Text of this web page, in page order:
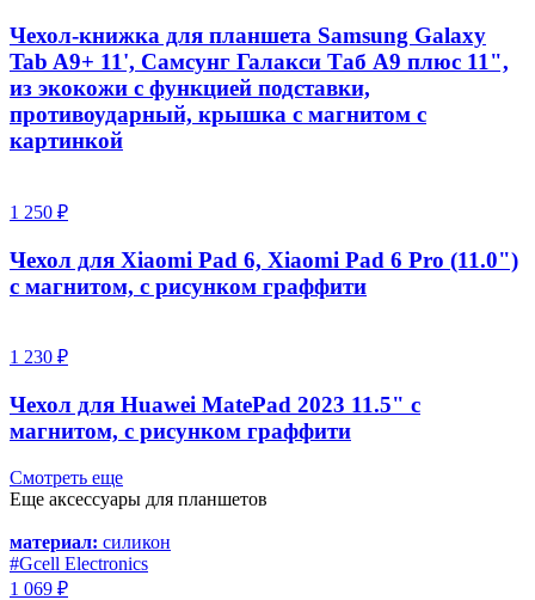
Чехол-книжка для планшета Samsung Galaxy
Tab A9+ 11', Самсунг Галакси Таб А9 плюс 11",
из экокожи с функцией подставки,
противоударный, крышка с магнитом с
картинкой
1 250 ₽
Чехол для Xiaomi Pad 6, Xiaomi Pad 6 Pro (11.0")
с магнитом, с рисунком граффити
1 230 ₽
Чехол для Huawei MatePad 2023 11.5" с
магнитом, с рисунком граффити
Смотреть еще
Еще аксессуары для планшетов
материал: силикон
#Gcell Electronics
1 069 ₽